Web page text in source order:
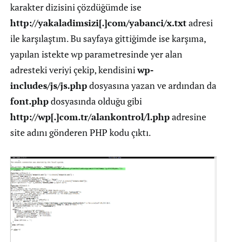
karakter dizisini çözdüğümde ise
http://yakaladimsizi[.]com/yabanci/x.txtadresi
ile karşılaştım. Bu sayfaya gittiğimde ise karşıma,
yapılan istekte wp parametresinde yer alan
adresteki veriyi çekip, kendisiniwp-
includes/js/js.phpdosyasına yazan ve ardından da
font.phpdosyasında olduğu gibi
http://wp[.]com.tr/alankontrol/l.phpadresine
site adını gönderen PHP kodu çıktı.